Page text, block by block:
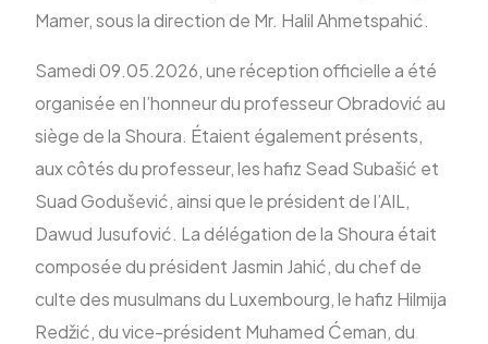
Mamer, sous la direction de Mr. Halil Ahmetspahić.
Samedi 09.05.2026, une réception officielle a été
organisée en l’honneur du professeur Obradović au
siège de la Shoura. Étaient également présents,
aux côtés du professeur, les hafiz Sead Subašić et
Suad Godušević, ainsi que le président de l’AIL,
Dawud Jusufović. La délégation de la Shoura était
composée du président Jasmin Jahić, du chef de
culte des musulmans du Luxembourg, le hafiz Hilmija
Redžić, du vice-président Muhamed Ćeman, du